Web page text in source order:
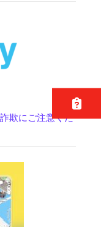
欺にご注意くだ